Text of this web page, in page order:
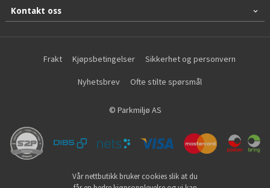
Kontakt oss
Frakt Kjøpsbetingelser Sikkerhet og personvern
Nyhetsbrev Ofte stilte spørsmål
© Parkmiljø AS
Vår nettbutikk bruker cookies slik at du